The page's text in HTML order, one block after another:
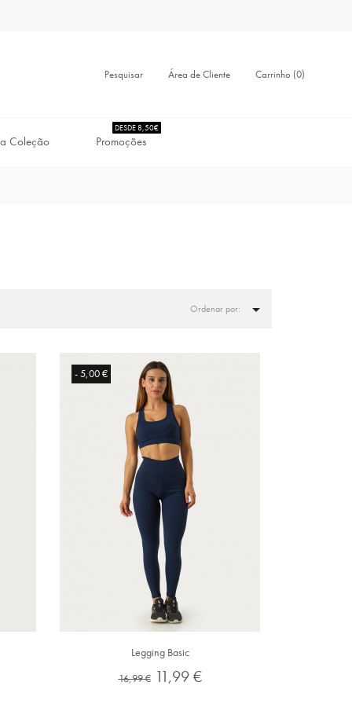
Pesquisar Área de Cliente Carrinho (0)
Coleção Promoções
DESDE 8,50€
Ordenar por: 
Legging Basic
Preço
16,99 € Preço
11,99 €
- 5,00 €